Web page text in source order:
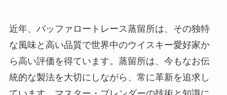
近年、バッファロートレース蒸留所は、その独特
な風味と高い品質で世界中のウイスキー愛好家か
ら高い評価を得ています。蒸留所は、今もなお伝
統的な製法を大切にしながら、常に革新を追求し